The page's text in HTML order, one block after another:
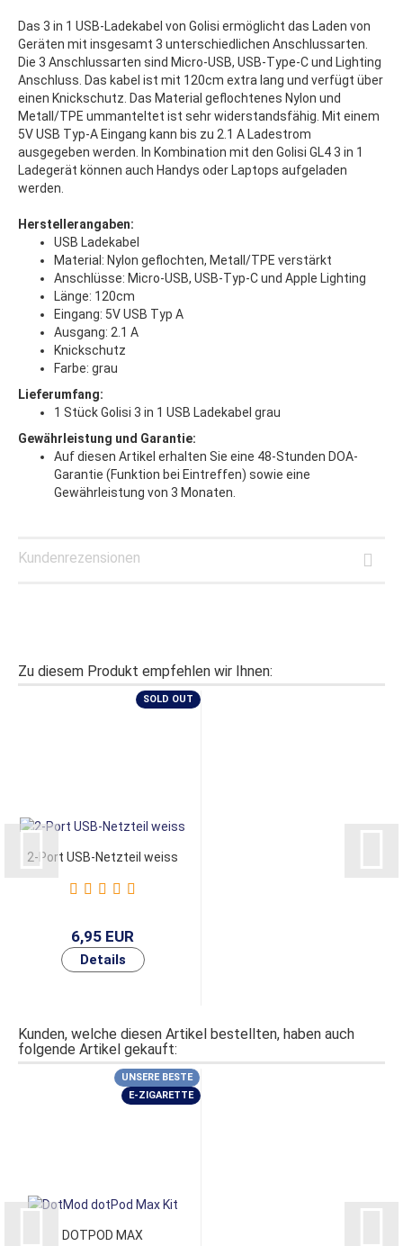
Das 3 in 1 USB-Ladekabel von Golisi ermöglicht das Laden von
Geräten mit insgesamt 3 unterschiedlichen Anschlussarten.
Die 3 Anschlussarten sind Micro-USB, USB-Type-C und Lighting
Anschluss. Das kabel ist mit 120cm extra lang und verfügt über
einen Knickschutz. Das Material geflochtenes Nylon und
Metall/TPE ummanteltet ist sehr widerstandsfähig. Mit einem
5V USB Typ-A Eingang kann bis zu 2.1 A Ladestrom
ausgegeben werden. In Kombination mit den Golisi GL4 3 in 1
Ladegerät können auch Handys oder Laptops aufgeladen
werden.
Herstellerangaben:
USB Ladekabel
Material: Nylon geflochten, Metall/TPE verstärkt
Anschlüsse: Micro-USB, USB-Typ-C und Apple Lighting
Länge: 120cm
Eingang: 5V USB Typ A
Ausgang: 2.1 A
Knickschutz
Farbe: grau
Lieferumfang:
1 Stück Golisi 3 in 1 USB Ladekabel grau
Gewährleistung und Garantie:
Auf diesen Artikel erhalten Sie eine 48-Stunden DOA-
Garantie (Funktion bei Eintreffen) sowie eine
Gewährleistung von 3 Monaten.
Kundenrezensionen
Zu diesem Produkt empfehlen wir Ihnen:
SOLD OUT
2-Port USB-Netzteil weiss
6,95 EUR
Kunden, welche diesen Artikel bestellten, haben auch
folgende Artikel gekauft:
UNSERE BESTE
E-ZIGARETTE
DOTPOD MAX